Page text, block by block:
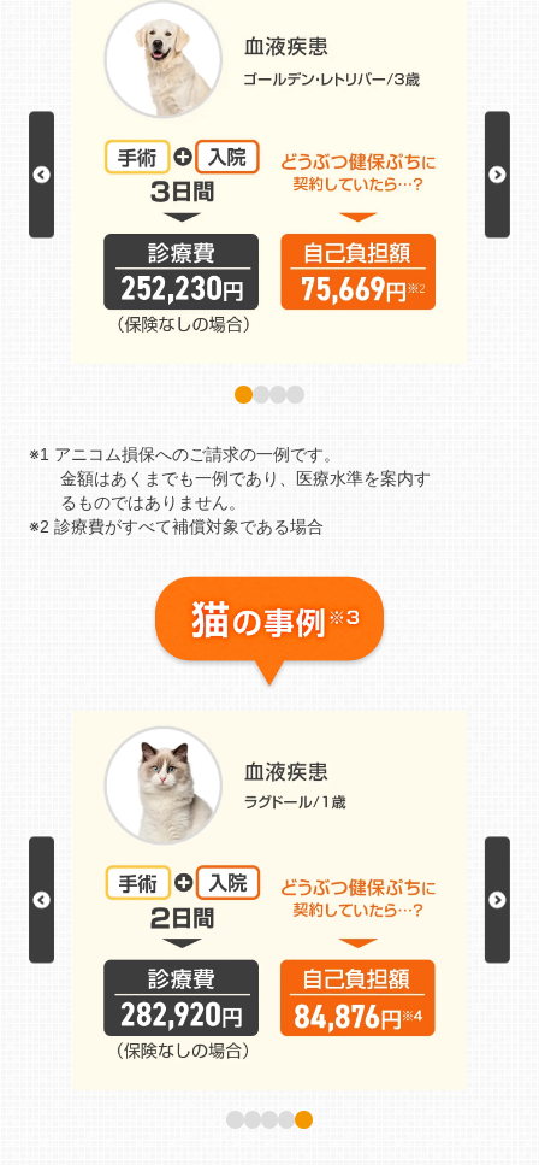
※1 アニコム損保へのご請求の一例です。
金額はあくまでも一例であり、医療水準を案内す
るものではありません。
※2 診療費がすべて補償対象である場合